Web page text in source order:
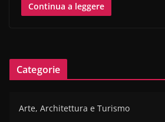
Continua a leggere
Categorie
Arte, Architettura e Turismo